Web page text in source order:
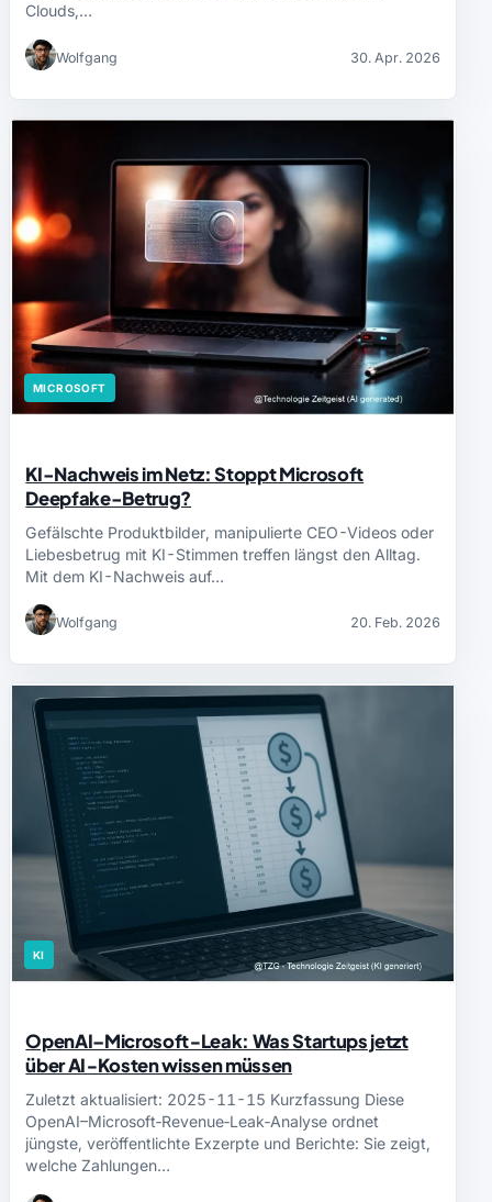
Clouds,…
Wolfgang 30. Apr. 2026
MICROSOFT
KI-Nachweis im Netz: Stoppt Microsoft
Deepfake-Betrug?
Gefälschte Produktbilder, manipulierte CEO-Videos oder
Liebesbetrug mit KI-Stimmen treffen längst den Alltag.
Mit dem KI-Nachweis auf…
Wolfgang 20. Feb. 2026
KI
OpenAI–Microsoft‑Leak: Was Startups jetzt
über AI‑Kosten wissen müssen
Zuletzt aktualisiert: 2025-11-15 Kurzfassung Diese
OpenAI–Microsoft‑Revenue‑Leak‑Analyse ordnet
jüngste, veröffentlichte Exzerpte und Berichte: Sie zeigt,
welche Zahlungen…